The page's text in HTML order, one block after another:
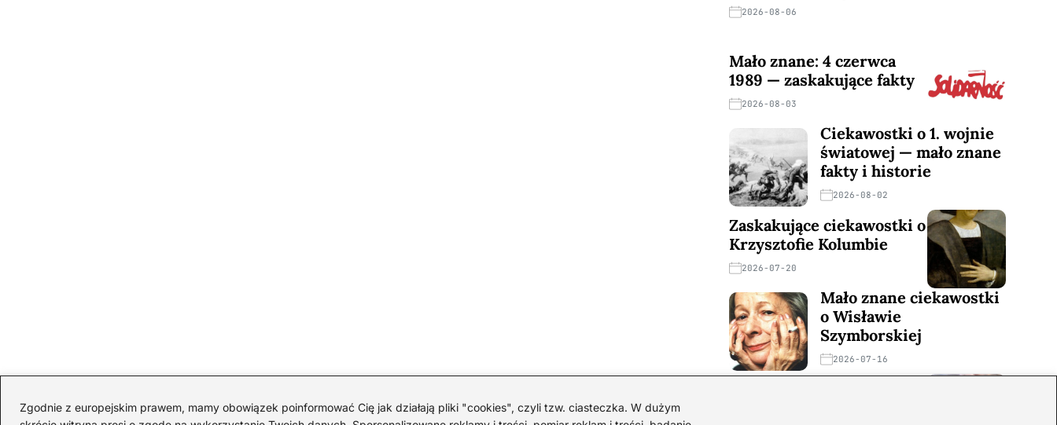
Zgodnie z europejskim prawem, mamy obowiązek poinformować Cię jak działają pliki "cookies", czyli tzw. ciasteczka. W dużym
2026-08-06
Mało znane: 4 czerwca
1989 — zaskakujące fakty
2026-08-03
Ciekawostki o 1. wojnie
światowej — mało znane
fakty i historie
2026-08-02
Zaskakujące ciekawostki o
Krzysztofie Kolumbie
2026-07-20
Mało znane ciekawostki
o Wisławie
Szymborskiej
2026-07-16